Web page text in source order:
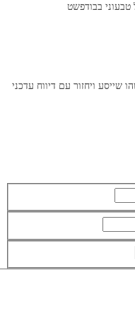
בבודפשט
שייסע ויחזור עם דיווח עדכני